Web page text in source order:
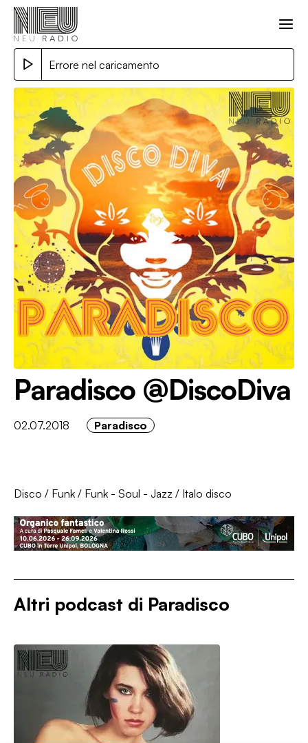
Errore nel caricamento
Paradisco @DiscoDiva
02.07.2018 Paradisco
Disco / Funk / Funk - Soul - Jazz / Italo disco
Altri podcast di Paradisco